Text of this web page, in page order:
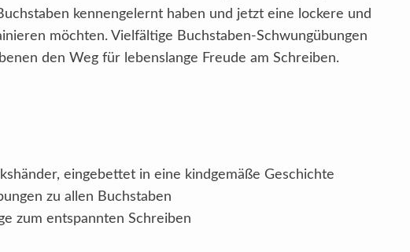
kennengelernt haben und jetzt eine lockere und
möchten. Vielfältige Buchstaben-Schwungübungen
den Weg für lebenslange Freude am Schreiben.
eingebettet in eine kindgemäße Geschichte
zu allen Buchstaben
zum entspannten Schreiben